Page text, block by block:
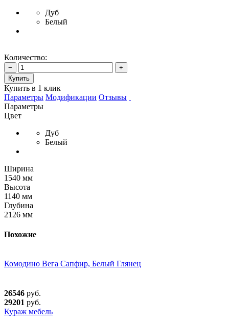
Дуб
Белый
Количество:
−
+
Купить
Купить в 1 клик
Параметры Модификации Отзывы
Параметры
Цвет
Дуб
Белый
Ширина
1540 мм
Высота
1140 мм
Глубина
2126 мм
Похожие
Комодино Вега Сапфир, Белый Глянец
26546 руб.
29201 руб.
Кураж мебель